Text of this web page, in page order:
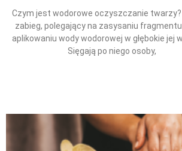
Czym jest wodorowe oczyszczanie
zabieg, polegający na zasysaniu
aplikowaniu wody wodorowej w głębokie jej
Sięgają po niego osoby,